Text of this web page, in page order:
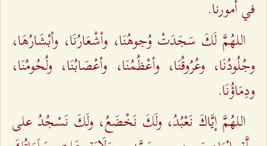
في أمورنا.
اللهُمَّ لَكَ سَجَدَتْ وُجوهُنَا، وأشْعَارُنَا، وأبْشَارُهَا،
وجُلُودُنَا، وعُرُوقُنَا، وأعْظُمُنَا، وأعْصَابُنَا، ولُحُومُنَا،
ودِمَاؤُنَا.
اللهُمَّ إيَّاكَ نَعْبُدُ، ولَكَ نَخْضَعُ، ولَكَ نَسْجُدُ على